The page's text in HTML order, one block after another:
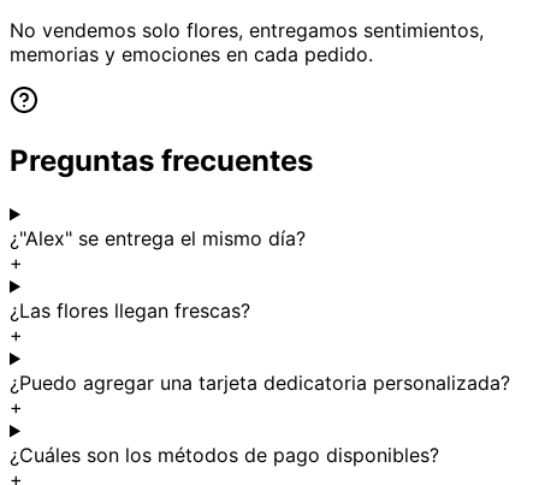
No vendemos solo flores, entregamos sentimientos,
memorias y emociones en cada pedido.
Preguntas frecuentes
¿"Alex" se entrega el mismo día?
+
¿Las flores llegan frescas?
+
¿Puedo agregar una tarjeta dedicatoria personalizada?
+
¿Cuáles son los métodos de pago disponibles?
+